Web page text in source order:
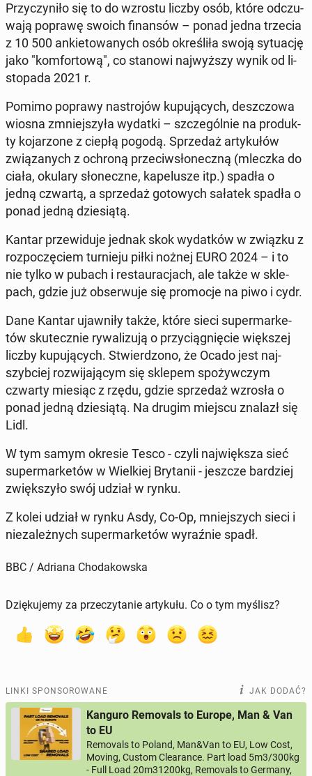
Przy­czy­ni­ło się to do wzrostu liczby osób, które od­czu­
wa­ją poprawę swoich fi­nan­sów – ponad jedna trzecia
z 10 500 an­kie­to­wa­nych osób okre­śli­ła swoją sy­tu­ację
jako "kom­for­to­wą", co stanowi naj­wyż­szy wynik od li­
sto­pa­da 2021 r.
Pomimo poprawy na­stro­jów ku­pu­ją­cych, desz­czo­wa
wiosna zmniej­szy­ła wydatki – szcze­gól­nie na pro­duk­
ty ko­ja­rzo­ne z ciepłą pogodą. Sprze­daż ar­ty­ku­łów
zwią­za­nych z ochroną prze­ciw­sło­necz­ną (mleczka do
ciała, okulary sło­necz­ne, ka­pe­lu­sze itp.) spadła o
jedną czwartą, a sprze­daż go­to­wych sałatek spadła o
ponad jedną dzie­sią­tą.
Kantar prze­wi­du­je jednak skok wy­dat­ków w związku z
roz­po­czę­ciem tur­nie­ju piłki nożnej EURO 2024 – i to
nie tylko w pubach i re­stau­ra­cjach, ale także w skle­
pach, gdzie już ob­ser­wu­je się pro­mo­cje na piwo i cydr.
Dane Kantar ujaw­ni­ły także, które sieci su­per­mar­ke­
tów sku­tecz­nie ry­wa­li­zu­ją o przy­cią­gnię­cie więk­szej
liczby ku­pu­ją­cych. Stwier­dzo­no, że Ocado jest naj­
szyb­ciej roz­wi­ja­ją­cym się sklepem spo­żyw­czym
czwarty miesiąc z rzędu, gdzie sprze­daż wzrosła o
ponad jedną dzie­sią­tą. Na drugim miejscu znalazł się
Lidl.
W tym samym okresie Tesco - czyli naj­więk­sza sieć
su­per­mar­ke­tów w Wiel­kiej Bry­ta­nii - jeszcze bar­dziej
zwięk­szy­ło swój udział w rynku.
Z kolei udział w rynku Asdy, Co-Op, mniej­szych sieci i
nie­za­leż­nych su­per­mar­ke­tów wy­raź­nie spadł.
BBC / Adriana Chodakowska
Dziękujemy za przeczytanie artykułu. Co o tym myślisz?
LINKI SPONSOROWANE JAK DODAĆ?
Kanguro Removals to Europe, Man & Van
to EU
Removals to Poland, Man&Van to EU, Low Cost,
Moving, Custom Clearance. Part load 5m3/300kg
- Full Load 20m31200kg, Removals to Germany,